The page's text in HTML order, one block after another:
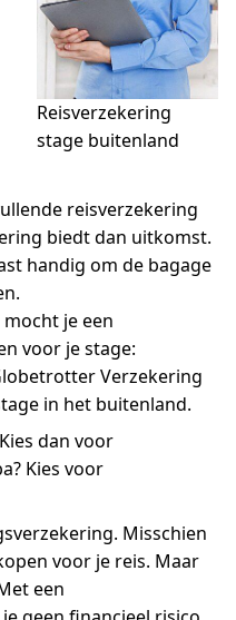
Reisverzekering
stage buitenland
reisverzekering
biedt dan uitkomst.
handig om de bagage
je een
voor je stage:
Verzekering
in het buitenland.
dan voor
Kies voor
Misschien
voor je reis. Maar
een